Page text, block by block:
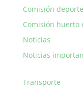
Comisión deporte
Comisión huerto
Noticias
Noticias
Transporte